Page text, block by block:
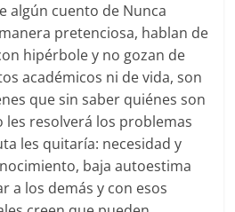
algún cuento de Nunca
pretenciosa, hablan de
hipérbole y no gozan de
académicos ni de vida, son
que sin saber quiénes son
les resolverá los problemas
les quitaría: necesidad y
baja autoestima
a los demás y con esos